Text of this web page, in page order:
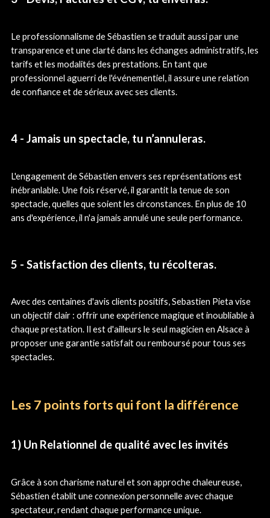
Le professionnalisme de Sébastien se traduit aussi par une
transparence et une clarté dans les échanges administratifs, les
tarifs et les modalités des prestations. En tant que
professionnel aguerri de l'événementiel, il assure une relation
de confiance et de sérieux avec ses clients.
4 - Jamais un spectacle, tu n’annuleras.
L'engagement de Sébastien envers ses représentations est
inébranlable. Une fois réservé, il garantit la tenue de son
spectacle, quelles que soient les circonstances. En plus de 10
ans d'expérience, il n'a jamais annulé une seule performance.
5 - Satisfaction des clients, tu récolteras.
Avec des centaines d'avis clients positifs, Sebastien Pieta vise
un objectif clair : offrir une expérience magique et inoubliable à
chaque prestation. Il est d'ailleurs le seul magicien en Alsace à
proposer une garantie satisfait ou remboursé pour tous ses
spectacles.
Les 7 points forts qui font la différence
1) Un Relationnel de qualité avec les invités
Grâce à son charisme naturel et son approche chaleureuse,
Sébastien établit une connexion personnelle avec chaque
spectateur, rendant chaque performance unique.